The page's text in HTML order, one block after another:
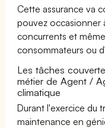
Cette assurance va
pouvez occasionner
concurrents et
consommateurs ou
Les tâches
métier de Agent /
climatique
Durant l'exercice du
maintenance en